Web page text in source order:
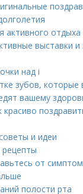
активного отдыха
выставки и
над i
зубов,
вашему
и идеи
рецепты
от
полости рта